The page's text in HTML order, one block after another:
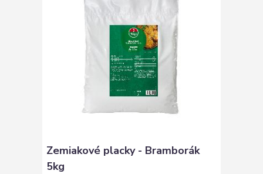
Zemiakové placky - Bramborák
5kg